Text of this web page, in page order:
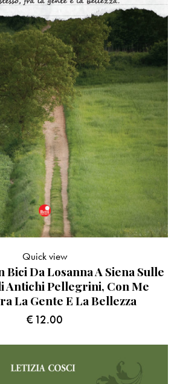
Da Losanna A Siena Sulle
Antichi Pellegrini, Con Me
La Gente E La Bellezza
€12.00
Quick view